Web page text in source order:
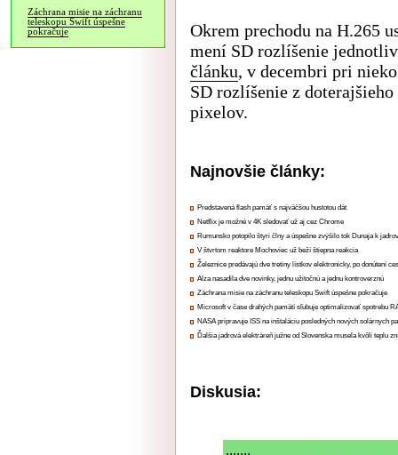
Záchrana misie na záchranu
teleskopu Swift úspešne
pokračuje
Okrem prechodu na H.265
mení SD rozlíšenie
článku, v decembri pri
SD rozlíšenie z
pixelov.
Najnovšie články:
Predstavená flash pamäť s najväčšou hustotou dát
Netflix je možné v 4K sledovať už aj cez Chrome
Rumunsko potopilo štyri člny a úspešne zvýšilo tok Dunaja k
V štvrtom reaktore Mochoviec už beží štiepna reakcia
Železnice predávajú dve tretiny lístkov elektronicky, po donútení
Alza nasadila dve novinky, jednu užitočnú a jednu kontroverznú
Záchrana misie na záchranu teleskopu Swift úspešne pokračuje
Microsoft v čase drahých pamätí sľubuje optimalizovať spotrebu
NASA pripravuje ISS na inštaláciu posledných nových solárnych
Ďalšia jadrová elektráreň južne od Slovenska musela kvôli teplu
Diskusia:
.......